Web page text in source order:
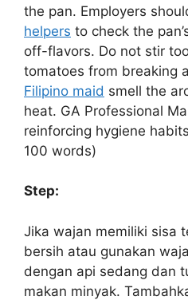
the pan. Employers
helpers to check the
off-flavors. Do not stir
tomatoes from breaking
Filipino maid smell the
heat. GA Professional
reinforcing hygiene
100 words)
Step:
Jika wajan memiliki sisa
bersih atau gunakan
dengan api sedang dan
makan minyak.